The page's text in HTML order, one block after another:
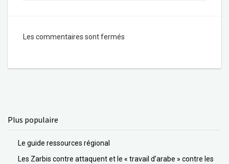
Les commentaires sont fermés
Plus populaire
Le guide ressources régional
Les Zarbis contre attaquent et le « travail d’arabe » contre les